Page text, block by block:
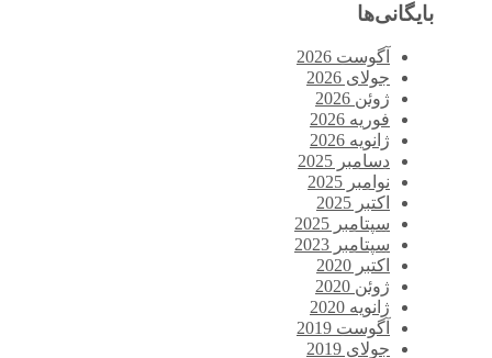
بایگانی‌ها
آگوست 2026
جولای 2026
ژوئن 2026
فوریه 2026
ژانویه 2026
دسامبر 2025
نوامبر 2025
اکتبر 2025
سپتامبر 2025
سپتامبر 2023
اکتبر 2020
ژوئن 2020
ژانویه 2020
آگوست 2019
جولای 2019